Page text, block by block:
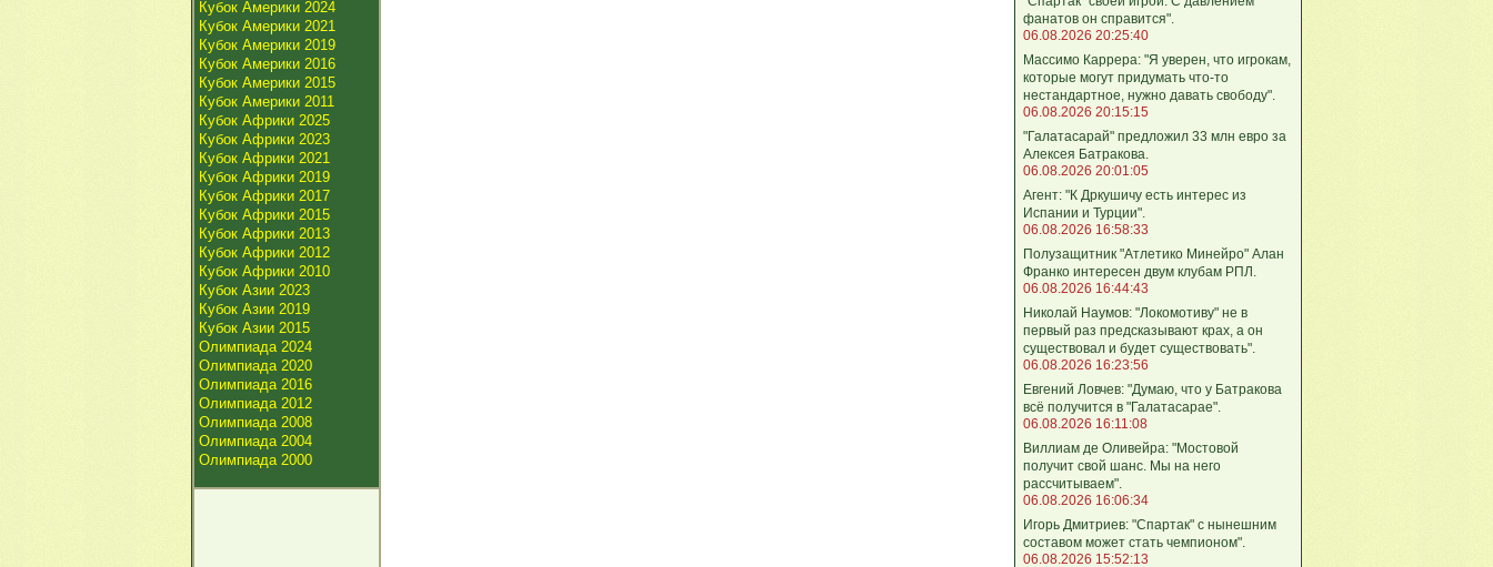
Кубок Америки 2024
Кубок Америки 2021
Кубок Америки 2019
Кубок Америки 2016
Кубок Америки 2015
Кубок Америки 2011
Кубок Африки 2025
Кубок Африки 2023
Кубок Африки 2021
Кубок Африки 2019
Кубок Африки 2017
Кубок Африки 2015
Кубок Африки 2013
Кубок Африки 2012
Кубок Африки 2010
Кубок Азии 2023
Кубок Азии 2019
Кубок Азии 2015
Олимпиада 2024
Олимпиада 2020
Олимпиада 2016
Олимпиада 2012
Олимпиада 2008
Олимпиада 2004
Олимпиада 2000
фанатов он справится".
06.08.2026 20:25:40
Массимо Каррера: "Я уверен, что игрокам,
которые могут придумать что-то
нестандартное, нужно давать свободу".
06.08.2026 20:15:15
"Галатасарай" предложил 33 млн евро за
Алексея Батракова.
06.08.2026 20:01:05
Агент: "К Дркушичу есть интерес из
Испании и Турции".
06.08.2026 16:58:33
Полузащитник "Атлетико Минейро" Алан
Франко интересен двум клубам РПЛ.
06.08.2026 16:44:43
Николай Наумов: "Локомотиву" не в
первый раз предсказывают крах, а он
существовал и будет существовать".
06.08.2026 16:23:56
Евгений Ловчев: "Думаю, что у Батракова
всё получится в "Галатасарае".
06.08.2026 16:11:08
Виллиам де Оливейра: "Мостовой
получит свой шанс. Мы на него
рассчитываем".
06.08.2026 16:06:34
Игорь Дмитриев: "Спартак" с нынешним
составом может стать чемпионом".
06.08.2026 15:52:13